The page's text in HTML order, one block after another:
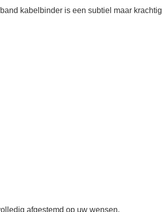
kabelbinder is een subtiel maar krachtig
afgestemd op uw wensen.